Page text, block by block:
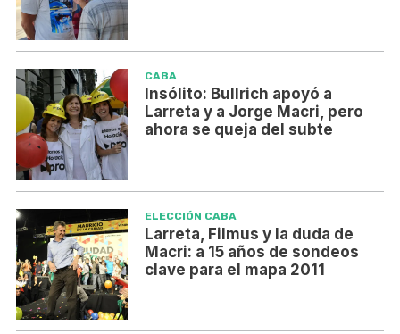
CABA
Insólito: Bullrich apoyó a
Larreta y a Jorge Macri, pero
ahora se queja del subte
ELECCIÓN CABA
Larreta, Filmus y la duda de
Macri: a 15 años de sondeos
clave para el mapa 2011